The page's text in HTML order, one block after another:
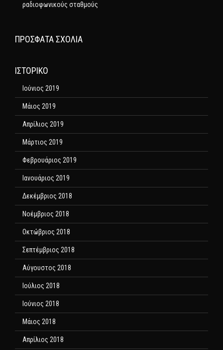
ραδιοφωνικούς σταθμούς
ΠΡΌΣΦΑΤΑ ΣΧΌΛΙΑ
ΙΣΤΟΡΙΚΌ
Ιούνιος 2019
Μάιος 2019
Απρίλιος 2019
Μάρτιος 2019
Φεβρουάριος 2019
Ιανουάριος 2019
Δεκέμβριος 2018
Νοέμβριος 2018
Οκτώβριος 2018
Σεπτέμβριος 2018
Αύγουστος 2018
Ιούλιος 2018
Ιούνιος 2018
Μάιος 2018
Απρίλιος 2018